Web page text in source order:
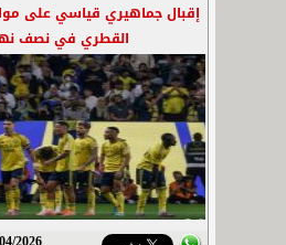
إقبال جماهيري قياسي على
القطري في نصف